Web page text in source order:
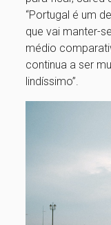
“Portugal é um
que vai manter-
médio
continua a ser
lindíssimo”.